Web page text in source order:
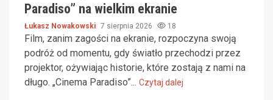
Paradiso” na wielkim ekranie
Łukasz Nowakowski 7 sierpnia 2026 18
Film, zanim zagości na ekranie, rozpoczyna swoją
podróż od momentu, gdy światło przechodzi przez
projektor, ożywiając historie, które zostają z nami na
długo. „Cinema Paradiso”... Czytaj dalej